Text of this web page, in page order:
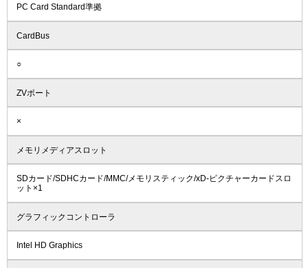
PC Card Standard準拠
CardBus
○
ZVポート
×
メモリメディアスロット
SDカード/SDHCカード/MMC/メモリスティック/xD-ピクチャーカードスロ
ット×1
グラフィックコントローラ
Intel HD Graphics